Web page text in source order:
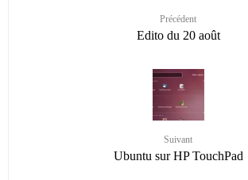
Précédent
Edito du 20 août
Suivant
Ubuntu sur HP TouchPad